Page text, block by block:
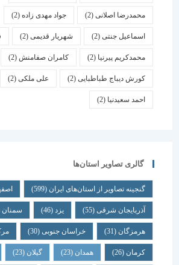
محمدرضا اصلانی(2) جواد مهدی زاده(2)
اسماعیل جنتی(2) شهریار قدیمی(2) فاطمه
محمدکریم پیرنیا (2) کامران صفامنش(2)
کورش دیباج طباطبایی(2) علی ملکی(2)
احمد سعیدنیا (2)
گالری تصاویر استان‌ها
گنجینه تصاویر از استان‌های ایران(599) اصفهان (59)
آذربایجان شرقی(55) یزد سمنان (39)
هرمزگان(31) خراسان جنوبی(30) مرکزی (26)
همدان گیلان قزوین